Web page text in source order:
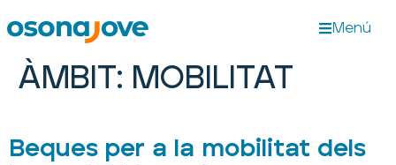
Menú
ÀMBIT: MOBILITAT
Beques per a la mobilitat dels